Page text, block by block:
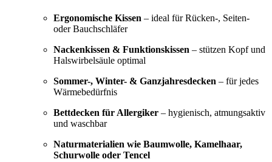
Ergonomische Kissen – ideal für Rücken-, Seiten-
oder Bauchschläfer
Nackenkissen & Funktionskissen – stützen Kopf und
Halswirbelsäule optimal
Sommer-, Winter- & Ganzjahresdecken – für jedes
Wärmebedürfnis
Bettdecken für Allergiker – hygienisch, atmungsaktiv
und waschbar
Naturmaterialien wie Baumwolle, Kamelhaar,
Schurwolle oder Tencel